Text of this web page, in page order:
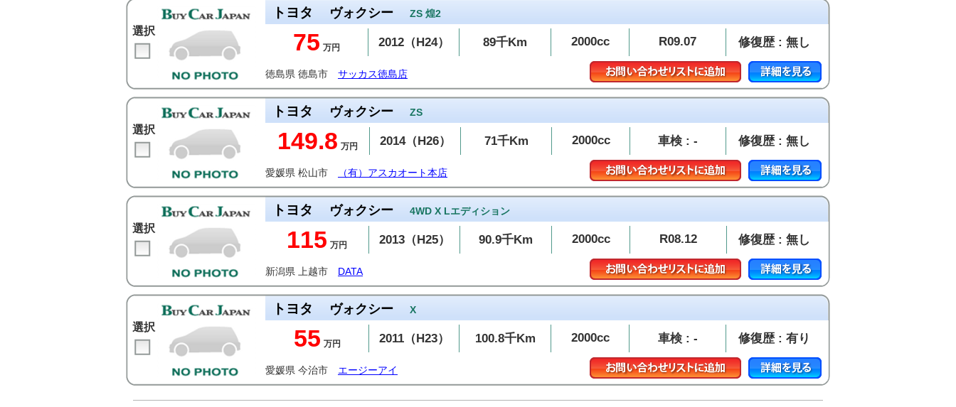
選択
トヨタ ヴォクシー ZS 煌2
75 万円 2012（H24） 89千Km 2000cc R09.07 修復歴 : 無し
徳島県 徳島市 サッカス徳島店
選択
トヨタ ヴォクシー ZS
149.8 万円 2014（H26） 71千Km 2000cc 車検 : - 修復歴 : 無し
愛媛県 松山市 （有）アスカオート本店
選択
トヨタ ヴォクシー 4WD X Lエディション
115 万円 2013（H25） 90.9千Km 2000cc R08.12 修復歴 : 無し
新潟県 上越市 DATA
選択
トヨタ ヴォクシー X
55 万円 2011（H23） 100.8千Km 2000cc 車検 : - 修復歴 : 有り
愛媛県 今治市 エージーアイ